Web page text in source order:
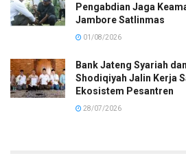
Pengabdian Jaga
Jambore Satlinmas
01/08/2026
Bank Jateng Syariah
Shodiqiyah Jalin Kerja
Ekosistem Pesantren
28/07/2026